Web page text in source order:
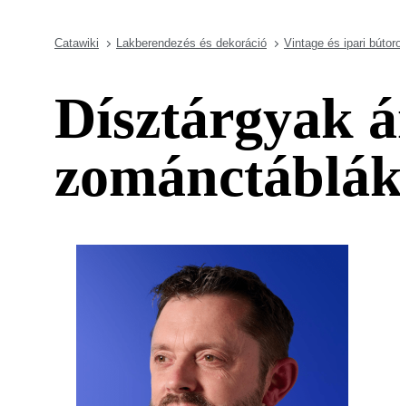
Catawiki Lakberendezés és dekoráció Vintage és ipari
Dísztárgyak